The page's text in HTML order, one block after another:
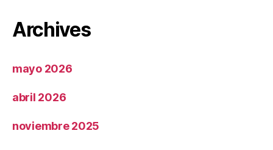
Archives
mayo 2026
abril 2026
noviembre 2025